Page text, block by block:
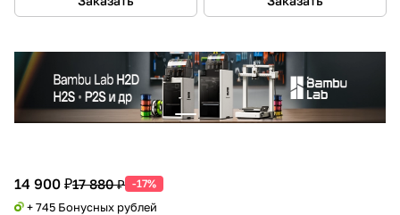
14 900 ₽17 880 ₽ -17%
+ 745 Бонусных рублей